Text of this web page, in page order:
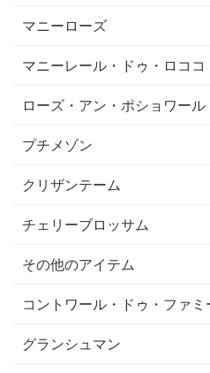
マニーローズ
マニーレール・ドゥ・ロココ
ローズ・アン・ポショワール
プチメゾン
クリザンテーム
チェリーブロッサム
その他のアイテム
コントワール・ドゥ・ファミ
グランシュマン